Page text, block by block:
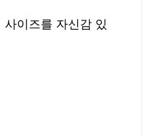
이즈를 자신감 있